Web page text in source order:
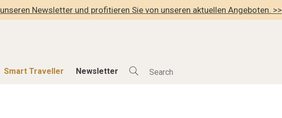
Newsletter und profitieren Sie von unseren aktuellen Angeboten. >>
Smart Traveller Newsletter